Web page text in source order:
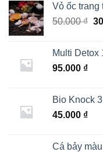
Vỏ ốc trang
50.000₫
Multi Detox
95.000 ₫
Bio Knock
45.000 ₫
Cá bảy